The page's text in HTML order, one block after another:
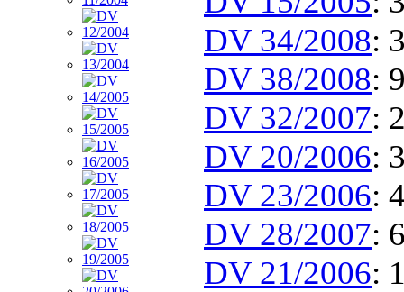
DV 34/2008:
DV 38/2008:
DV 32/2007:
DV 20/2006:
DV 23/2006:
DV 28/2007:
DV 21/2006: